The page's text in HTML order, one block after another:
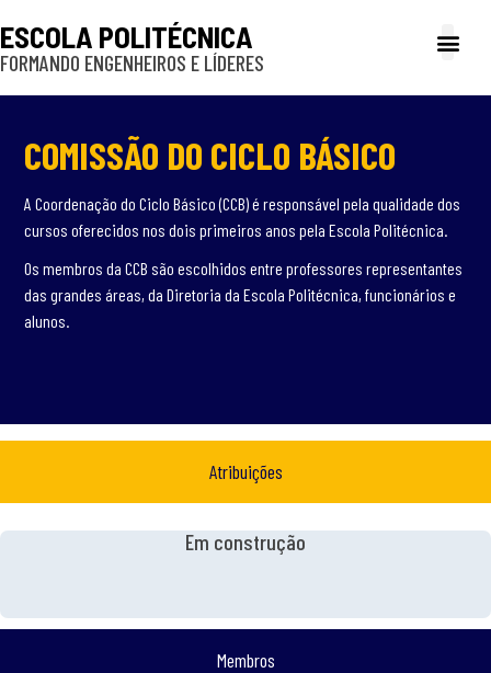
ESCOLA POLITÉCNICA
FORMANDO ENGENHEIROS E LÍDERES
COMISSÃO DO CICLO BÁSICO
A Coordenação do Ciclo Básico (CCB) é responsável pela qualidade dos
cursos oferecidos nos dois primeiros anos pela Escola Politécnica.
Os membros da CCB são escolhidos entre professores representantes
das grandes áreas, da Diretoria da Escola Politécnica, funcionários e
alunos.
Atribuições
Membros
Em construção